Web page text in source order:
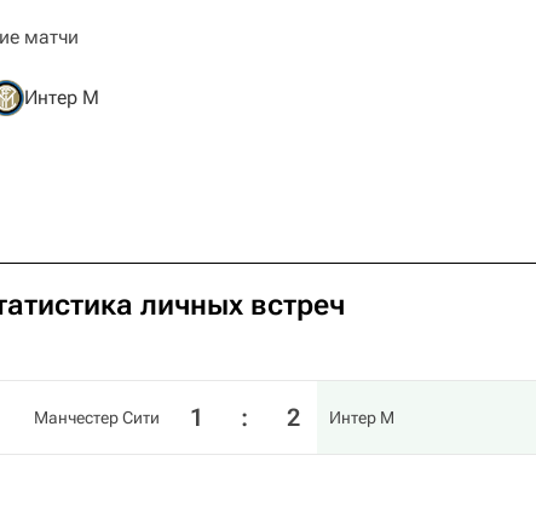
матчи
Интер М
личных встреч
Манчестер Сити 1 : 2 Интер М